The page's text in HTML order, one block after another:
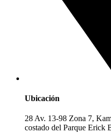
Ubicación
28 Av. 13-98 Zona 7,
costado del Parque Erick